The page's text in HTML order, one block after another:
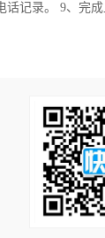
话记录。 9、完